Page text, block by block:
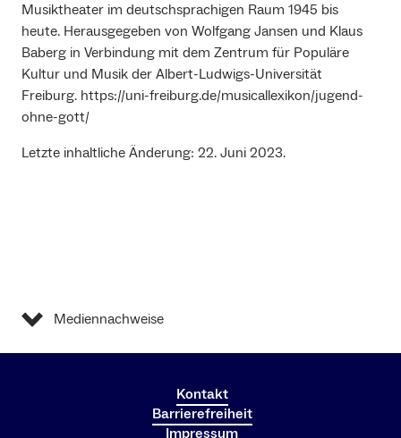
Musiktheater im deutschsprachigen Raum 1945 bis
heute. Herausgegeben von Wolfgang Jansen und Klaus
Baberg in Verbindung mit dem Zentrum für Populäre
Kultur und Musik der Albert-Ludwigs-Universität
Freiburg. https://uni-freiburg.de/musicallexikon/jugend-
ohne-gott/
Letzte inhaltliche Änderung: 22. Juni 2023.
Mediennachweise
Kontakt
Barrierefreiheit
Impressum